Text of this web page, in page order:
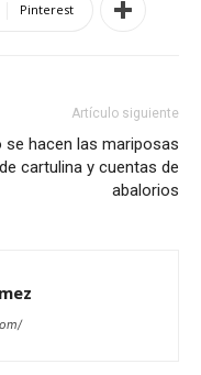
Pinterest
Artículo siguiente
se hacen las mariposas
de cartulina y cuentas de
abalorios